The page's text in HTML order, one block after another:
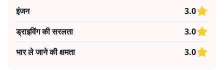
इंजन
3.0
ड्राइविंग की सरलता
3.0
भार ले जाने की क्षमता
3.0